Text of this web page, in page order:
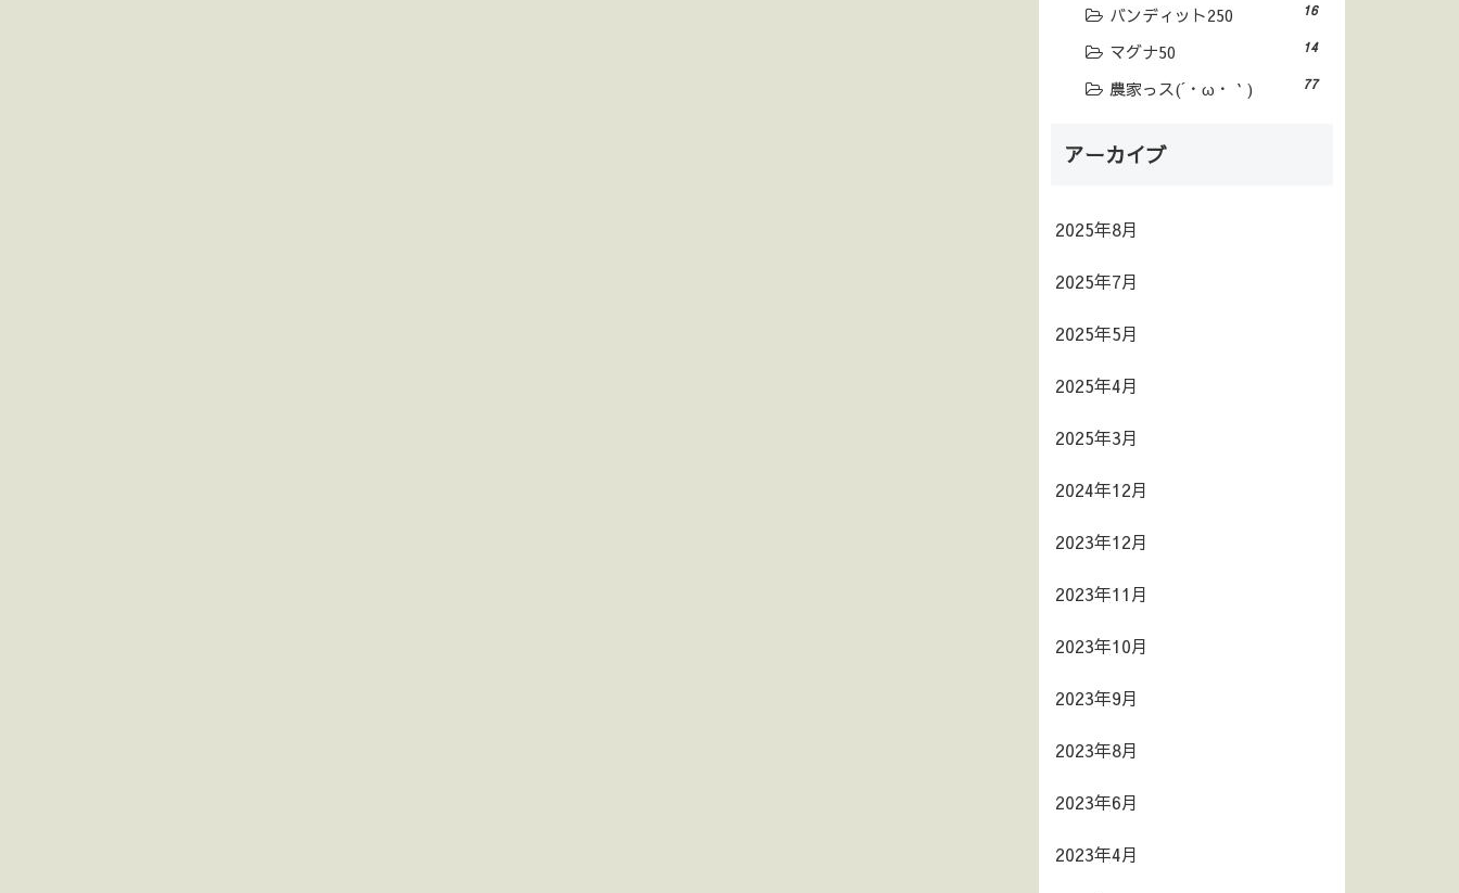
バンディット250 16
マグナ50 14
農家っス(´・ω・｀) 77
アーカイブ
2025年8月
2025年7月
2025年5月
2025年4月
2025年3月
2024年12月
2023年12月
2023年11月
2023年10月
2023年9月
2023年8月
2023年6月
2023年4月